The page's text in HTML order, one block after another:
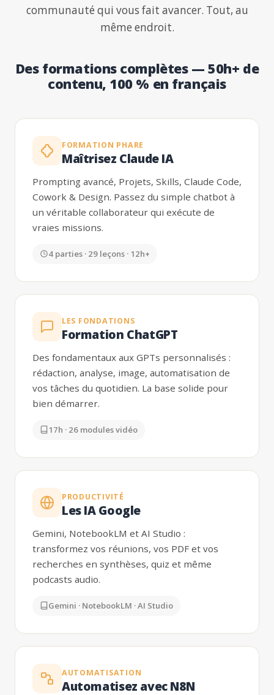
communauté qui vous fait avancer. Tout, au
même endroit.
Des formations complètes — 50h+ de
contenu, 100 % en français
FORMATION PHARE
Maîtrisez Claude IA
Prompting avancé, Projets, Skills, Claude Code,
Cowork & Design. Passez du simple chatbot à
un véritable collaborateur qui exécute de
vraies missions.
4 parties · 29 leçons · 12h+
LES FONDATIONS
Formation ChatGPT
Des fondamentaux aux GPTs personnalisés :
rédaction, analyse, image, automatisation de
vos tâches du quotidien. La base solide pour
bien démarrer.
17h · 26 modules vidéo
PRODUCTIVITÉ
Les IA Google
Gemini, NotebookLM et AI Studio :
transformez vos réunions, vos PDF et vos
recherches en synthèses, quiz et même
podcasts audio.
Gemini · NotebookLM · AI Studio
AUTOMATISATION
Automatisez avec N8N